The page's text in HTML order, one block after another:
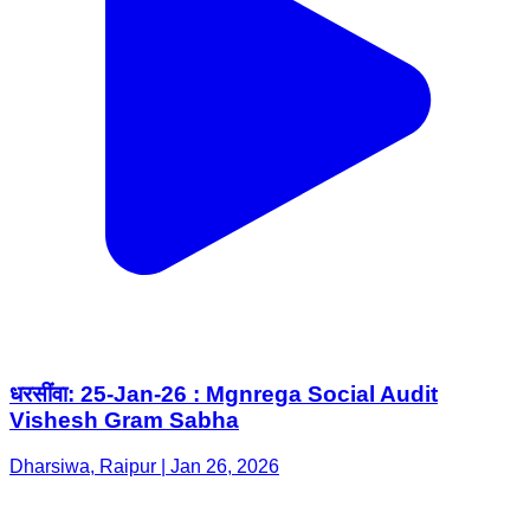
धरसींवा: 25-Jan-26 : Mgnrega Social Audit
Vishesh Gram Sabha
Dharsiwa, Raipur | Jan 26, 2026